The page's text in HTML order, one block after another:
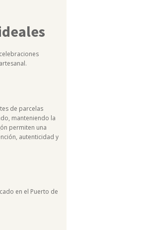
de parcelas
manteniendo la
permiten una
autenticidad y
en el Puerto de